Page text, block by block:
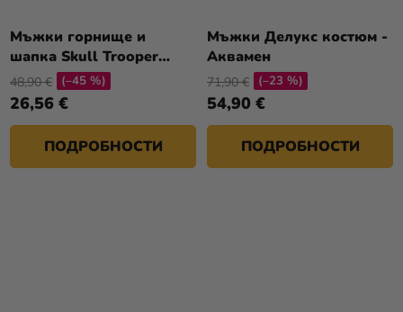
Мъжки горнище и
шапка Skull Trooper
(Fortnite)
26,56 €
48,90 € (–45 %)
ПОДРОБНОСТИ
Мъжки Делукс костюм -
Аквамен
54,90 €
71,90 € (–23 %)
ПОДРОБНОСТИ